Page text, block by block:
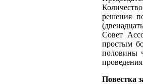
решения
Совет
простым
половины
Повестка